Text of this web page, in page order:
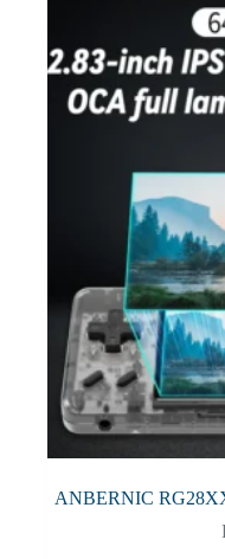
ANBERNIC